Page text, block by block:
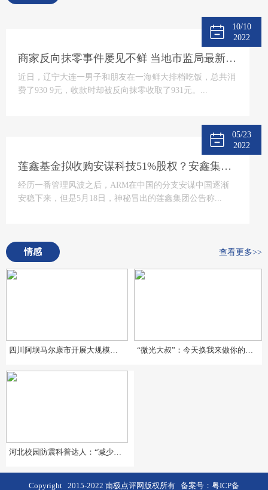
10/10
2022
商家反向抹零事件屡见不鲜 当地市监局最新回应将“零容忍”态度打击
近日，辽宁大连一男子和朋友在一海鲜大排档吃饭，总共消
费了930 9元，收款时却被反向抹零收取了931元。...
05/23
2022
莲鑫基金拟收购安谋科技51%股权？安鑫集团回应
经历一番管理风波之后，ARM在中国的分支安谋中国逐渐
安稳下来，但是5月18日，神秘冒出的莲鑫集团公告称...
情感 查看更多>>
Copyright 2015-2022 南极点评网版权所有 备案号： 粤ICP备